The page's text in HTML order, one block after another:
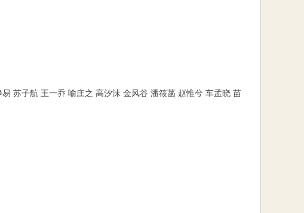
苏子航 王一乔 喻庄之 高汐沫 金风谷 潘筱菡 赵惟兮 车孟晓 苗